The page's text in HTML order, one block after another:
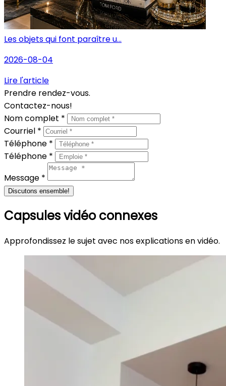
Les objets qui font paraître u...
2026-08-04
Lire l'article
Prendre rendez-vous.
Contactez-nous!
Nom complet *
Courriel *
Téléphone *
Téléphone *
Message *
Discutons ensemble!
Capsules vidéo connexes
Approfondissez le sujet avec nos explications en vidéo.